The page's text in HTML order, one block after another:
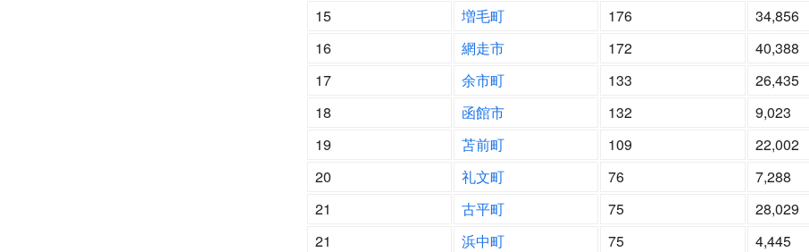
15
増毛町 176
34,856
16
網走市 172
40,388
17
余市町 133
26,435
18
函館市 132
9,023
19
苫前町 109
22,002
20
礼文町 76
7,288
21
古平町 75
28,029
21
浜中町 75
4,445